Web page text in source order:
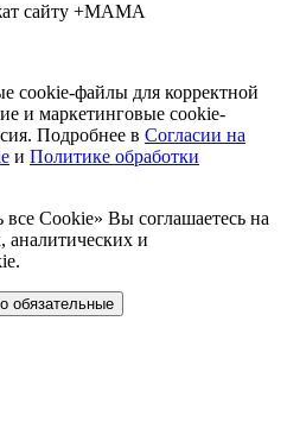
сайту +МАМА
cookie-файлы для корректной
и маркетинговые cookie-
Подробнее в Согласии на
и Политике обработки
Cookie» Вы соглашаетесь на
аналитических и
обязательные